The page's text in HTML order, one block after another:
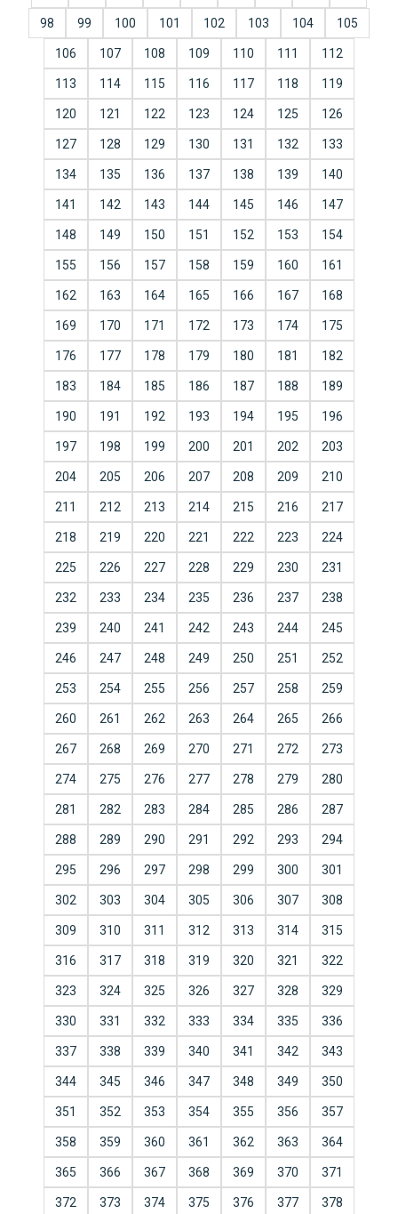
98 99 100 101 102 103 104 105
106 107 108 109 110 111 112
113 114 115 116 117 118 119
120 121 122 123 124 125 126
127 128 129 130 131 132 133
134 135 136 137 138 139 140
141 142 143 144 145 146 147
148 149 150 151 152 153 154
155 156 157 158 159 160 161
162 163 164 165 166 167 168
169 170 171 172 173 174 175
176 177 178 179 180 181 182
183 184 185 186 187 188 189
190 191 192 193 194 195 196
197 198 199 200 201 202 203
204 205 206 207 208 209 210
211 212 213 214 215 216 217
218 219 220 221 222 223 224
225 226 227 228 229 230 231
232 233 234 235 236 237 238
239 240 241 242 243 244 245
246 247 248 249 250 251 252
253 254 255 256 257 258 259
260 261 262 263 264 265 266
267 268 269 270 271 272 273
274 275 276 277 278 279 280
281 282 283 284 285 286 287
288 289 290 291 292 293 294
295 296 297 298 299 300 301
302 303 304 305 306 307 308
309 310 311 312 313 314 315
316 317 318 319 320 321 322
323 324 325 326 327 328 329
330 331 332 333 334 335 336
337 338 339 340 341 342 343
344 345 346 347 348 349 350
351 352 353 354 355 356 357
358 359 360 361 362 363 364
365 366 367 368 369 370 371
372 373 374 375 376 377 378